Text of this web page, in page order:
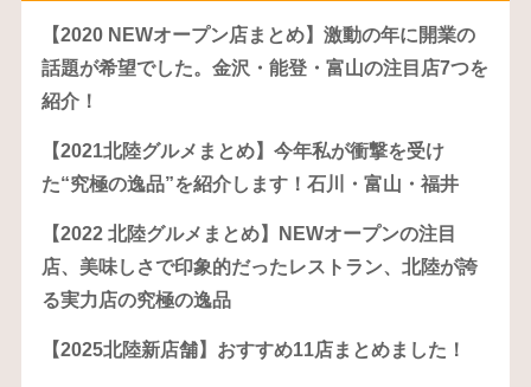
【2020 NEWオープン店まとめ】激動の年に開業の
話題が希望でした。金沢・能登・富山の注目店7つを
紹介！
【2021北陸グルメまとめ】今年私が衝撃を受け
た“究極の逸品”を紹介します！石川・富山・福井
【2022 北陸グルメまとめ】NEWオープンの注目
店、美味しさで印象的だったレストラン、北陸が誇
る実力店の究極の逸品
【2025北陸新店舗】おすすめ11店まとめました！